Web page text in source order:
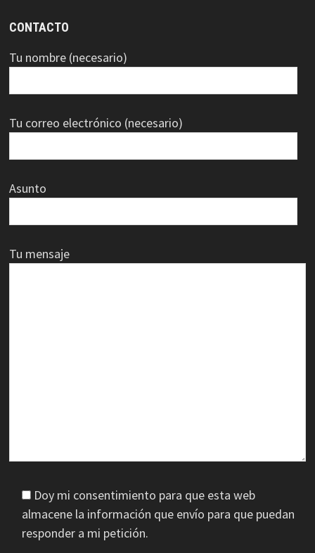
CONTACTO
Tu nombre (necesario)
Tu correo electrónico (necesario)
Asunto
Tu mensaje
Doy mi consentimiento para que esta web
almacene la información que envío para que puedan
responder a mi petición.